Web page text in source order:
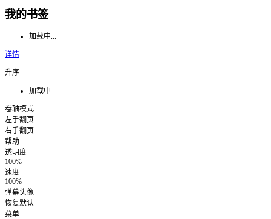
我的书签
加载中...
详情
升序
加载中...
卷轴模式
左手翻页
右手翻页
帮助
透明度
100%
速度
100%
弹幕头像
恢复默认
菜单